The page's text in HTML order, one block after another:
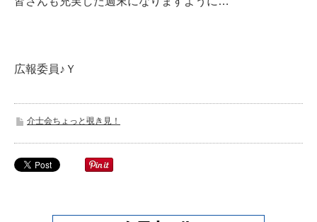
広報委員♪Ｙ
介士会ちょっと覗き見！